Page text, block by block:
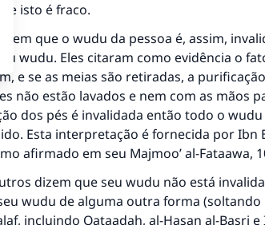
e isto é fraco.
que o wudu da pessoa é, assim,
wudu. Eles citaram como evidência o
e se as meias são retiradas, a
não estão lavados e nem com as mãos
dos pés é invalidada então todo o
Esta interpretação é fornecida por Ibn
afirmado em seu Majmoo’ al-Fataawa,
dizem que seu wudu não está
wudu de alguma outra forma (soltando
incluindo Qataadah, al-Hasan al-Basri
A resposta n° 110845
Ajude-nos a responder